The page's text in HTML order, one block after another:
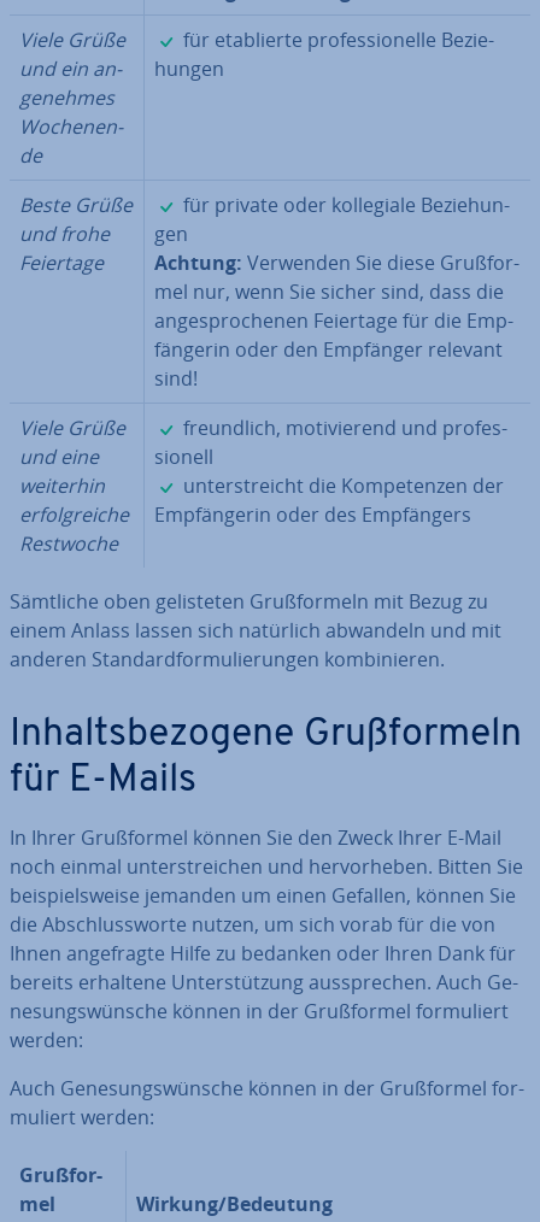
Viele Grüße
und ein an­
ge­neh­mes
Wo­chen­en­
de
✓
für eta­blier­te pro­fes­sio­nel­le Be­zie­
hun­gen
Beste Grüße
und frohe
Feiertage
✓
für private oder kol­le­gia­le Be­zie­hun­
gen
Achtung: Verwenden Sie diese Gruß­for­
mel nur, wenn Sie sicher sind, dass die
an­ge­spro­che­nen Feiertage für die Emp­
fän­ge­rin oder den Empfänger relevant
sind!
Viele Grüße
und eine
weiterhin
er­folg­rei­che
Restwoche
✓
freund­lich, mo­ti­vie­rend und pro­fes­
sio­nell
✓
un­ter­streicht die Kom­pe­ten­zen der
Emp­fän­ge­rin oder des Emp­fän­gers
Sämtliche oben ge­lis­te­ten Gruß­for­meln mit Bezug zu
einem Anlass lassen sich natürlich abwandeln und mit
anderen Stan­dard­for­mu­lie­run­gen kom­bi­nie­ren.
In­halts­be­zo­ge­ne Gruß­for­meln
für E-Mails
In Ihrer Gruß­for­mel können Sie den Zweck Ihrer E-Mail
noch einmal un­ter­strei­chen und her­vor­he­ben. Bitten Sie
bei­spiels­wei­se jemanden um einen Gefallen, können Sie
die Ab­schluss­wor­te nutzen, um sich vorab für die von
Ihnen an­ge­frag­te Hilfe zu bedanken oder Ihren Dank für
bereits erhaltene Un­ter­stüt­zung aus­spre­chen. Auch Ge­
ne­sungs­wün­sche können in der Gruß­for­mel for­mu­liert
werden:
Auch Ge­ne­sungs­wün­sche können in der Gruß­for­mel for­
mu­liert werden:
Gruß­for­
mel
Wirkung/Bedeutung